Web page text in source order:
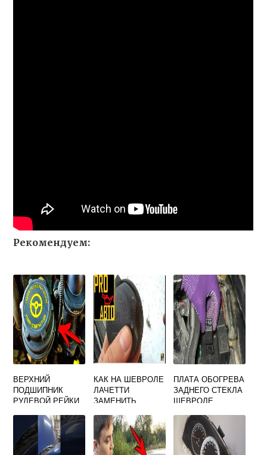
Рекомендуем:
ВЕРХНИЙ
ПОДШИПНИК
РУЛЕВОЙ РЕЙКИ
ЛАЧЕТТИ
КАК НА ШЕВРОЛЕ
ЛАЧЕТТИ
ЗАМЕНИТЬ
ГАБАРИТОВ
ПЛАТА ОБОГРЕВА
ЗАДНЕГО СТЕКЛА
ШЕВРОЛЕ